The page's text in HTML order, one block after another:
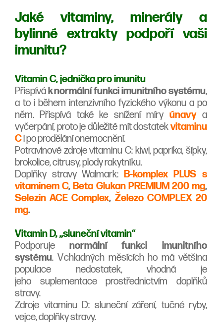
Jaké vitaminy, minerály a
bylinné extrakty podpoří vaši
imunitu?
Vitamin C, jednička pro imunitu
Přispívá k normální funkci imunitního systému,
a to i během intenzivního fyzického výkonu a po
něm. Přispívá také ke snížení míry únavy a
vyčerpání, proto je důležité mít dostatekvitaminu
Ci po prodělání onemocnění.
Potravinové zdroje vitaminu C: kiwi, paprika, šípky,
brokolice, citrusy, plody rakytníku.
Doplňky stravy Walmark: B-komplex PLUS s
vitaminem C, Beta Glukan PREMIUM 200 mg,
Selezin ACE Complex, Železo COMPLEX 20
mg.
Vitamin D, „sluneční vitamin“
Podporuje normální funkci imunitního
systému. V chladných měsících ho má většina
populace nedostatek, vhodná je
jeho suplementace prostřednictvím doplňků
stravy.
Zdroje vitaminu D: sluneční záření, tučné ryby,
vejce, doplňky stravy.